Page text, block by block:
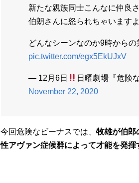
新たな親族同士こんなに仲良
伯朗さんに怒られちゃいますよ
どんなシーンなのか9時から
pic.twitter.com/egx5EkUJxV
— 12月6日
日曜劇場『危険
November 22, 2020
今回危険なビーナスでは、 牧雄が伯郎
性アヴァン症候群によって才能を発